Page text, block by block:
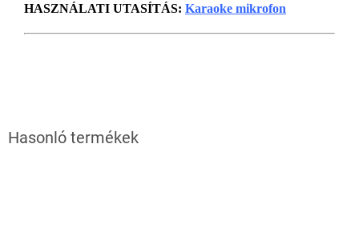
HASZNÁLATI UTASÍTÁS: Karaoke mikrofon